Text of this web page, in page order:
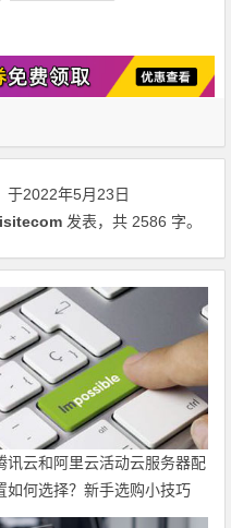
于2022年5月23日
发表，共 2586 字。
讯云和阿里云活动云服务器配
如何选择？新手选购小技巧
新代金券优惠券领取